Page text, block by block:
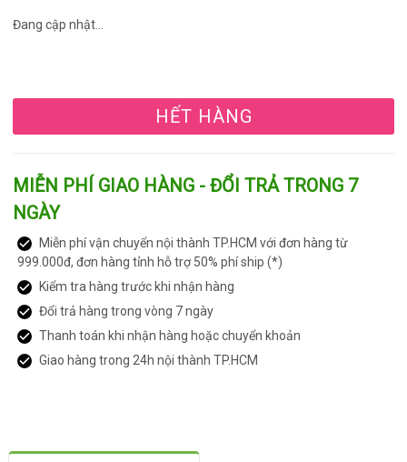
Đang cập nhật...
HẾT HÀNG
MIỄN PHÍ GIAO HÀNG - ĐỔI TRẢ TRONG 7
NGÀY
Miễn phí vận chuyển nội thành TP.HCM với đơn hàng từ
999.000đ, đơn hàng tỉnh hỗ trợ 50% phí ship (*)
Kiểm tra hàng trước khi nhận hàng
Đổi trả hàng trong vòng 7 ngày
Thanh toán khi nhận hàng hoặc chuyển khoản
Giao hàng trong 24h nội thành TP.HCM